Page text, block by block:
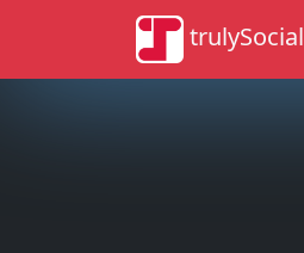
trulySocial